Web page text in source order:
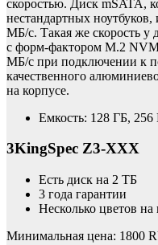
скоростью. Диск mSATA,
нестандартных ноутбуков,
МБ/с. Такая же скорость у
с форм-фактором M.2
МБ/с при подключении к
качественного
на корпусе.
Емкость: 128 ГБ,
3KingSpec Z3-XXX
Есть диск на 2 ТБ
3 года гарантии
Несколько цветов
Минимальная цена: 1800